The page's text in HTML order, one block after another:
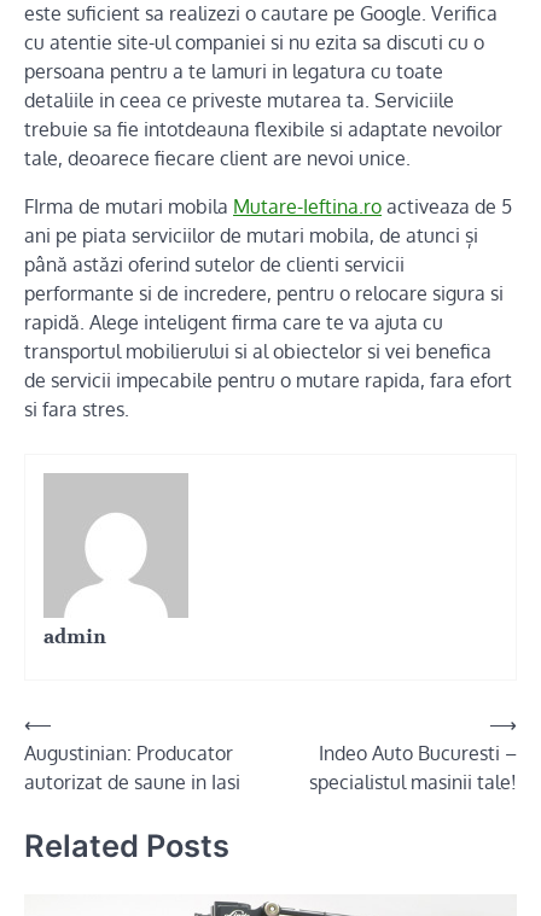
este suficient sa realizezi o cautare pe Google. Verifica
cu atentie site-ul companiei si nu ezita sa discuti cu o
persoana pentru a te lamuri in legatura cu toate
detaliile in ceea ce priveste mutarea ta. Serviciile
trebuie sa fie intotdeauna flexibile si adaptate nevoilor
tale, deoarece fiecare client are nevoi unice.
FIrma de mutari mobila Mutare-Ieftina.ro activeaza de 5
ani pe piata serviciilor de mutari mobila, de atunci și
până astăzi oferind sutelor de clienti servicii
performante si de incredere, pentru o relocare sigura si
rapidă. Alege inteligent firma care te va ajuta cu
transportul mobilierului si al obiectelor si vei benefica
de servicii impecabile pentru o mutare rapida, fara efort
si fara stres.
admin
Post
navigation
⟵
Augustinian: Producator
autorizat de saune in Iasi
Indeo Auto Bucuresti –
specialistul masinii tale!
⟶
Related Posts